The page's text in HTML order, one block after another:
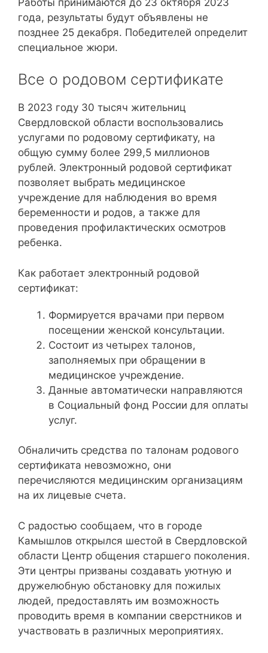
года, результаты будут объявлены не
позднее 25 декабря. Победителей определит
специальное жюри.
Все о родовом сертификате
В 2023 году 30 тысяч жительниц
Свердловской области воспользовались
услугами по родовому сертификату, на
общую сумму более 299,5 миллионов
рублей. Электронный родовой сертификат
позволяет выбрать медицинское
учреждение для наблюдения во время
беременности и родов, а также для
проведения профилактических осмотров
ребенка.
Как работает электронный родовой
сертификат:
Формируется врачами при первом
посещении женской консультации.
Состоит из четырех талонов,
заполняемых при обращении в
медицинское учреждение.
Данные автоматически направляются
в Социальный фонд России для оплаты
услуг.
Обналичить средства по талонам родового
сертификата невозможно, они
перечисляются медицинским организациям
на их лицевые счета.
С радостью сообщаем, что в городе
Камышлов открылся шестой в Свердловской
области Центр общения старшего поколения.
Эти центры призваны создавать уютную и
дружелюбную обстановку для пожилых
людей, предоставлять им возможность
проводить время в компании сверстников и
участвовать в различных мероприятиях.